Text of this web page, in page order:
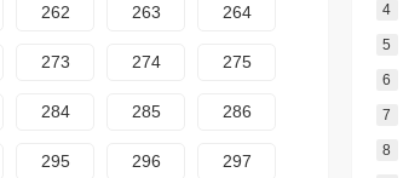
262 263 264
273 274 275
284 285 286
295 296 297
4
5
6
7
8